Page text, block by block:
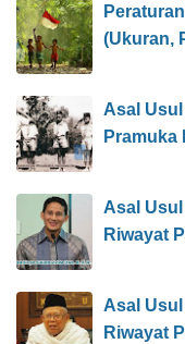
(Ukuran,
Asal
Pramuka
Asal
Riwayat
Asal
Riwayat